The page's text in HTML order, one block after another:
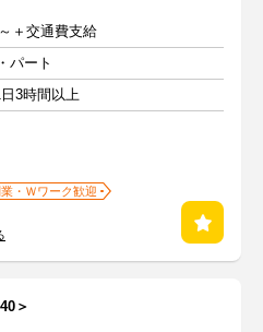
＋交通費支給
パート
3時間以上
・Ｗワーク歓迎
＞